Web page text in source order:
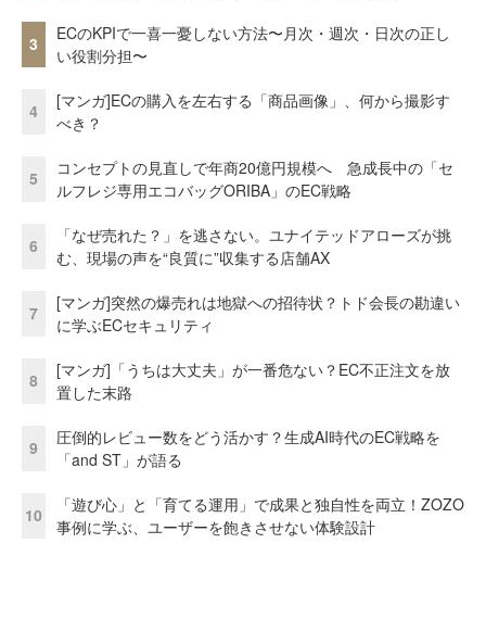
3
ECのKPIで一喜一憂しない方法〜月次・週次・日次の正し
い役割分担〜
4
[マンガ]ECの購入を左右する「商品画像」、何から撮影す
べき？
5
コンセプトの見直しで年商20億円規模へ 急成長中の「セ
ルフレジ専用エコバッグORIBA」のEC戦略
6
「なぜ売れた？」を逃さない。ユナイテッドアローズが挑
む、現場の声を“良質に”収集する店舗AX
7
[マンガ]突然の爆売れは地獄への招待状？トド会長の勘違い
に学ぶECセキュリティ
8
[マンガ]「うちは大丈夫」が一番危ない？EC不正注文を放
置した末路
9
圧倒的レビュー数をどう活かす？生成AI時代のEC戦略を
「and ST」が語る
10
「遊び心」と「育てる運用」で成果と独自性を両立！ZOZO
事例に学ぶ、ユーザーを飽きさせない体験設計